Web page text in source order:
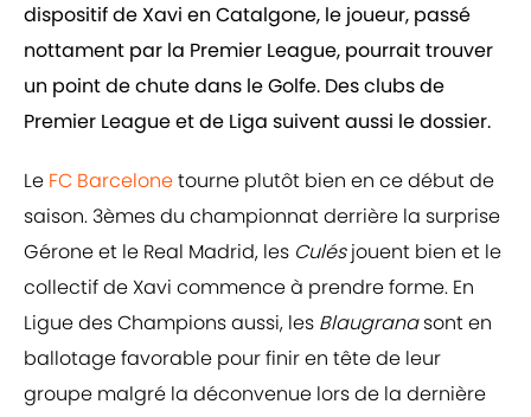
dispositif de Xavi en Catalgone, le joueur, passé
nottament par la Premier League, pourrait trouver
un point de chute dans le Golfe. Des clubs de
Premier League et de Liga suivent aussi le dossier.
Le FC Barcelonetourne plutôt bien en ce début de
saison. 3èmes du championnat derrière la surprise
Gérone et le Real Madrid, les Culésjouent bien et le
collectif de Xavi commence à prendre forme. En
Ligue des Champions aussi, les Blaugranasont en
ballotage favorable pour finir en tête de leur
groupe malgré la déconvenue lors de la dernière